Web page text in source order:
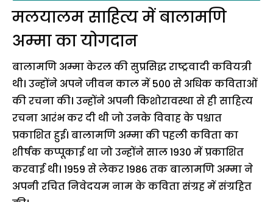
मलयालम साहित्य में बालामणि
अम्मा का योगदान
बालामणि अम्मा केरल की सुप्रसिद्ध राष्ट्रवादी कवियत्री
थी। उन्होंने अपने जीवन काल में 500 से अधिक कविताओं
की रचना की। उन्होंने अपनी किशोरावस्था से ही साहित्य
रचना आरंभ कर दी थी जो उनके विवाह के पश्चात
प्रकाशित हुई। बालामणि अम्मा की पहली कविता का
शीर्षक कप्पूकाई था जो उन्होंने साल 1930 में प्रकाशित
करवाई थी। 1959 से लेकर 1986 तक बालामणि अम्मा ने
अपनी रचित निवेदयम नाम के कविता संग्रह में संग्रहित